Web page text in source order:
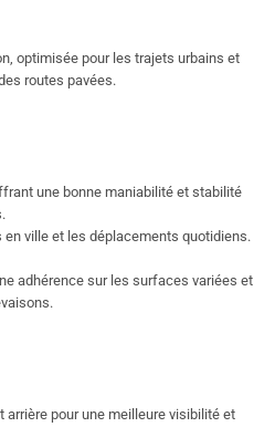
optimisée pour les trajets urbains et
routes pavées.
une bonne maniabilité et stabilité
en ville et les déplacements quotidiens.
adhérence sur les surfaces variées et
arrière pour une meilleure visibilité et